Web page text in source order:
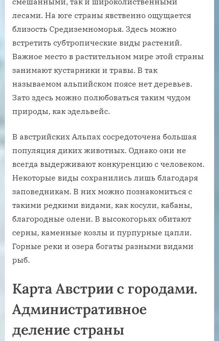
лесами. На юге страны явственно ощущается
близость Средиземноморья. Здесь можно
встретить субтропические виды растений.
Важное место в растительном мире этой страны
занимают кустарники и травы. В так
называемом альпийском поясе нет деревьев.
Зато здесь можно полюбоваться таким чудом
природы, как эдельвейс.
В австрийских Альпах сосредоточена большая
популяция диких животных. Однако они не
всегда выдерживают конкуренцию с человеком.
Некоторые виды сохранились лишь благодаря
заповедникам. В них можно познакомиться с
такими редкими видами, как косули, кабаны,
благородные олени. В высокогорьях обитают
серны, каменные козлы и пурпурные цапли.
Горные реки и озера богаты разными видами
рыб.
Карта Австрии с городами.
Административное
деление страны